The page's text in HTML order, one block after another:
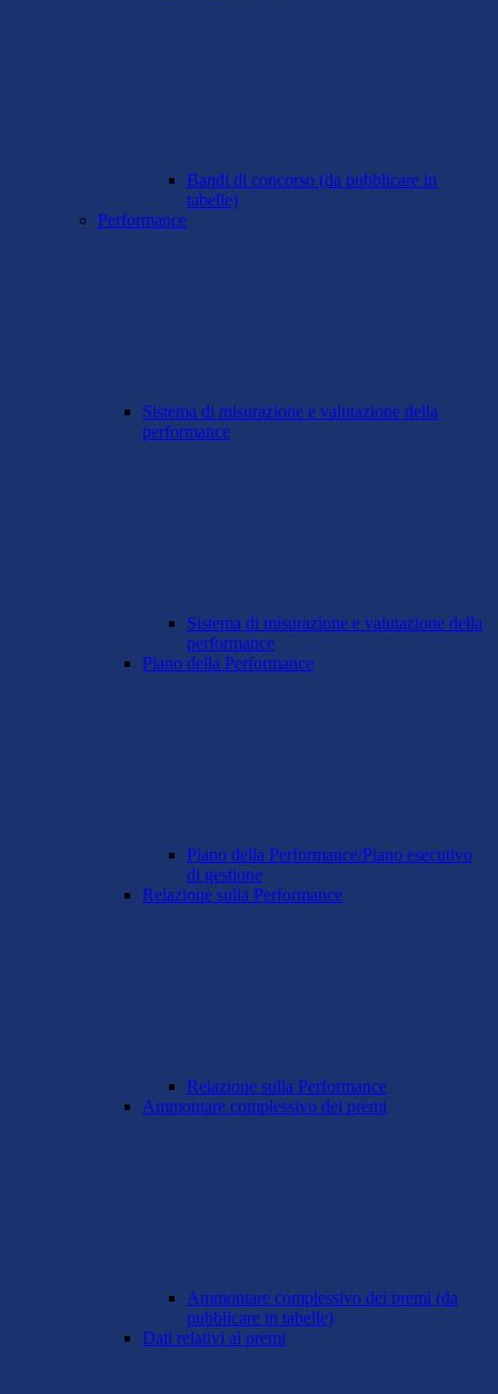
Bandi di concorso (da pubblicare in
tabelle)
Performance
Sistema di misurazione e valutazione della
performance
Sistema di misurazione e valutazione della
performance
Piano della Performance
Piano della Performance/Piano esecutivo
di gestione
Relazione sulla Performance
Relazione sulla Performance
Ammontare complessivo dei premi
Ammontare complessivo dei premi (da
pubblicare in tabelle)
Dati relativi ai premi